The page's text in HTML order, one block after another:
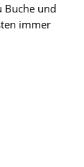
Buche und
immer